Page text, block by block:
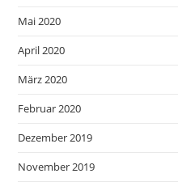
Mai 2020
April 2020
März 2020
Februar 2020
Dezember 2019
November 2019